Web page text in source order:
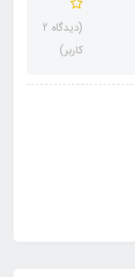
(دیدگاه 2
کاربر)